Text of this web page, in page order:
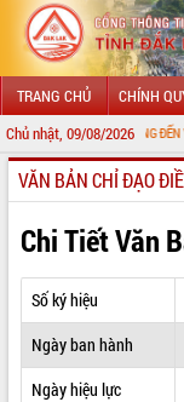
TRANG CHỦ CHÍNH
Chủ nhật, 09/08/2026
CHÀO MỪNG ĐẾN VỚI
GIỚI THIỆU
LÃNH ĐẠO UBND TỈNH
TIN TỨC SỰ KIỆN
SỞ, BAN, NGÀNH
VĂN BẢN CHỈ ĐẠO
Chi Tiết Văn
Số ký hiệu
Ngày ban hành
Ngày hiệu lực